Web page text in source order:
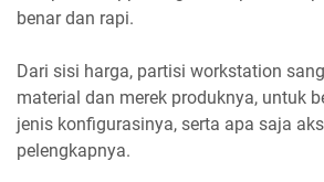
benar dan rapi.
Dari sisi harga, partisi workstation
material dan merek produknya, untuk
jenis konfigurasinya, serta apa saja
pelengkapnya.